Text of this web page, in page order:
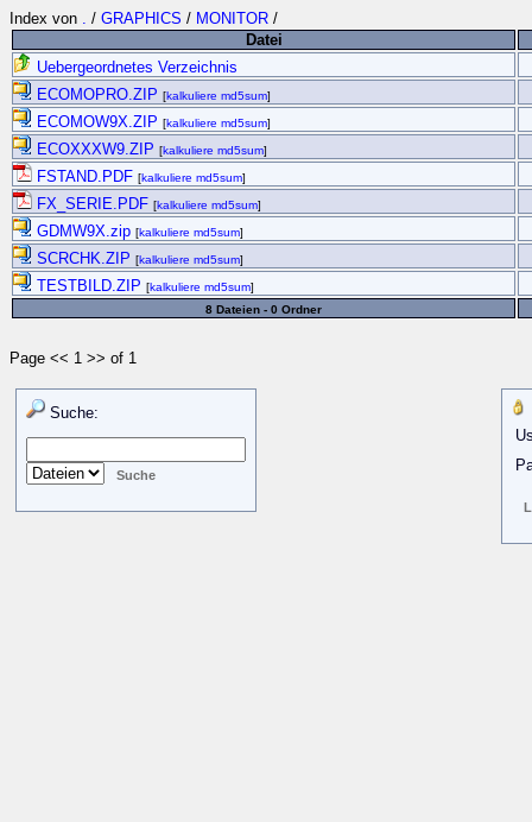
Index von . / GRAPHICS / MONITOR /
Datei
Uebergeordnetes Verzeichnis
ECOMOPRO.ZIP [kalkuliere md5sum]
ECOMOW9X.ZIP [kalkuliere md5sum]
ECOXXXW9.ZIP [kalkuliere md5sum]
FSTAND.PDF [kalkuliere md5sum]
FX_SERIE.PDF [kalkuliere md5sum]
GDMW9X.zip [kalkuliere md5sum]
SCRCHK.ZIP [kalkuliere md5sum]
TESTBILD.ZIP [kalkuliere md5sum]
8 Dateien - 0 Ordner
Page << 1 >> of 1
Suche: